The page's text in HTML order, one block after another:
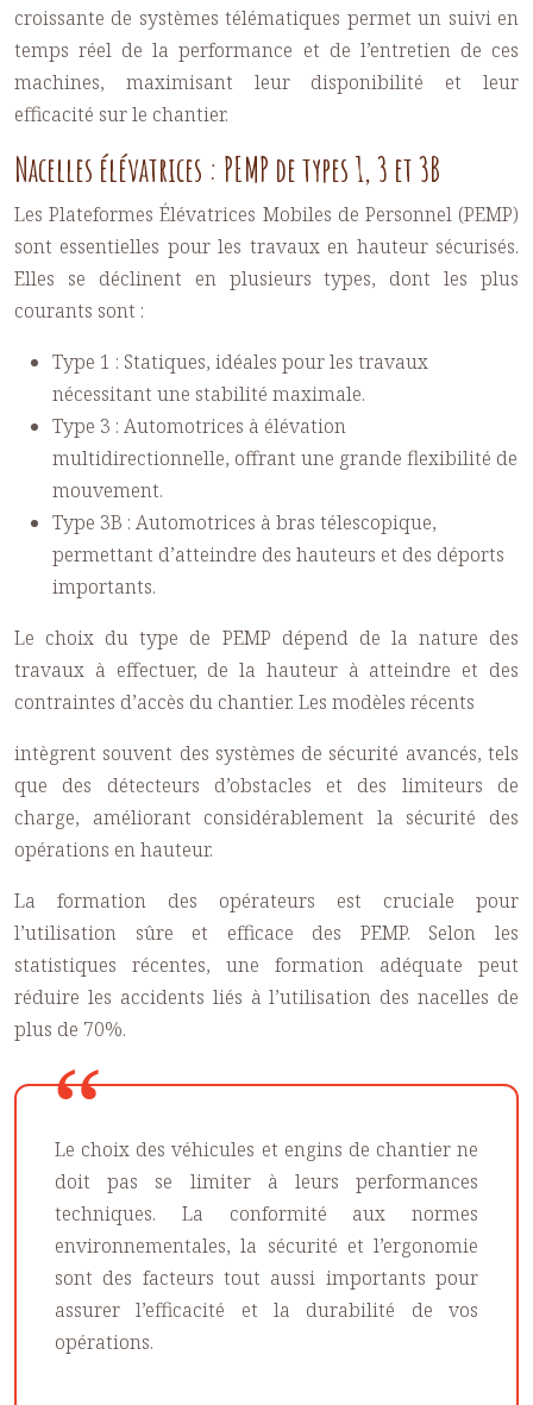
croissante de systèmes télématiques permet un suivi en
temps réel de la performance et de l’entretien de ces
machines, maximisant leur disponibilité et leur
efficacité sur le chantier.
Nacelles élévatrices : PEMP de types 1, 3 et 3B
Les Plateformes Élévatrices Mobiles de Personnel (PEMP)
sont essentielles pour les travaux en hauteur sécurisés.
Elles se déclinent en plusieurs types, dont les plus
courants sont :
Type 1 : Statiques, idéales pour les travaux
nécessitant une stabilité maximale.
Type 3 : Automotrices à élévation
multidirectionnelle, offrant une grande flexibilité de
mouvement.
Type 3B : Automotrices à bras télescopique,
permettant d’atteindre des hauteurs et des déports
importants.
Le choix du type de PEMP dépend de la nature des
travaux à effectuer, de la hauteur à atteindre et des
contraintes d’accès du chantier. Les modèles récents
intègrent souvent des systèmes de sécurité avancés, tels
que des détecteurs d’obstacles et des limiteurs de
charge, améliorant considérablement la sécurité des
opérations en hauteur.
La formation des opérateurs est cruciale pour
l’utilisation sûre et efficace des PEMP. Selon les
statistiques récentes, une formation adéquate peut
réduire les accidents liés à l’utilisation des nacelles de
plus de 70%.
Le choix des véhicules et engins de chantier ne
doit pas se limiter à leurs performances
techniques. La conformité aux normes
environnementales, la sécurité et l’ergonomie
sont des facteurs tout aussi importants pour
assurer l’efficacité et la durabilité de vos
opérations.